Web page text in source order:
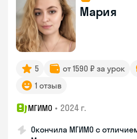
Мария
5 от 1590 ₽ за урок
1 отзыв
МГИМО • 2024 г.
Окончила МГИМО с